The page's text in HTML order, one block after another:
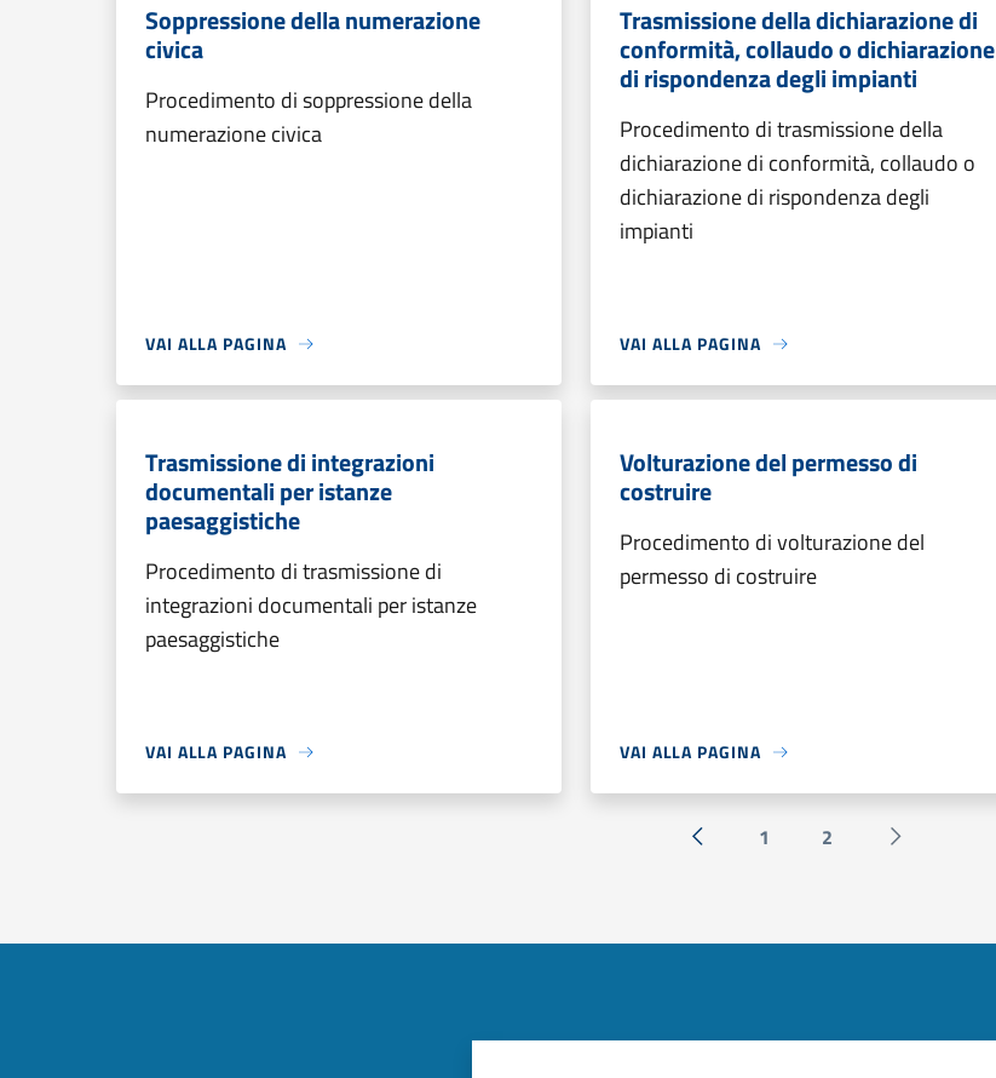
Soppressione della numerazione
civica
Procedimento di soppressione della
numerazione civica
VAI ALLA PAGINA
Trasmissione della dichiarazione di
conformità, collaudo o dichiarazione
di rispondenza degli impianti
Procedimento di trasmissione della
dichiarazione di conformità, collaudo o
dichiarazione di rispondenza degli
impianti
VAI ALLA PAGINA
Trasmissione di integrazioni
documentali per istanze
paesaggistiche
Procedimento di trasmissione di
integrazioni documentali per istanze
paesaggistiche
VAI ALLA PAGINA
Volturazione del permesso di
costruire
Procedimento di volturazione del
permesso di costruire
VAI ALLA PAGINA
« Precedente
1 2
Successiva »